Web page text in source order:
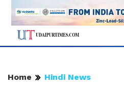
Home Hindi News